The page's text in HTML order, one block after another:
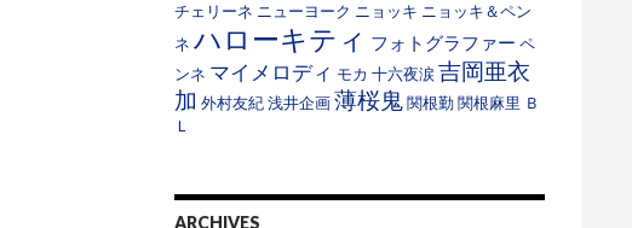
チェリーネ ニューヨーク ニョッキ ニョッキ＆ペン
ネ ハローキティ フォトグラファー ペ
ンネ マイメロディ モカ 十六夜涙 吉岡亜衣
加 外村友紀浅井企画薄桜鬼関根勤関根麻里 Ｂ
Ｌ
ARCHIVES